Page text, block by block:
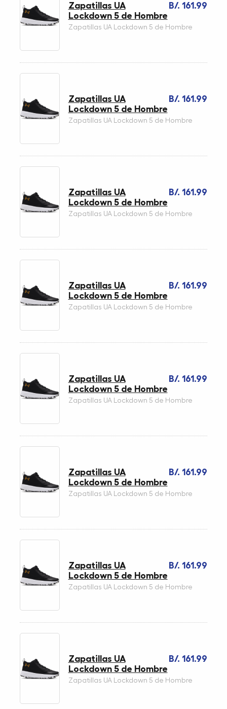
B/. 161.99
Zapatillas UA
Lockdown 5 de Hombre
Zapatillas UA Lockdown 5 de Hombre
B/. 161.99
Zapatillas UA
Lockdown 5 de Hombre
Zapatillas UA Lockdown 5 de Hombre
B/. 161.99
Zapatillas UA
Lockdown 5 de Hombre
Zapatillas UA Lockdown 5 de Hombre
B/. 161.99
Zapatillas UA
Lockdown 5 de Hombre
Zapatillas UA Lockdown 5 de Hombre
B/. 161.99
Zapatillas UA
Lockdown 5 de Hombre
Zapatillas UA Lockdown 5 de Hombre
B/. 161.99
Zapatillas UA
Lockdown 5 de Hombre
Zapatillas UA Lockdown 5 de Hombre
B/. 161.99
Zapatillas UA
Lockdown 5 de Hombre
Zapatillas UA Lockdown 5 de Hombre
B/. 161.99
Zapatillas UA
Lockdown 5 de Hombre
Zapatillas UA Lockdown 5 de Hombre